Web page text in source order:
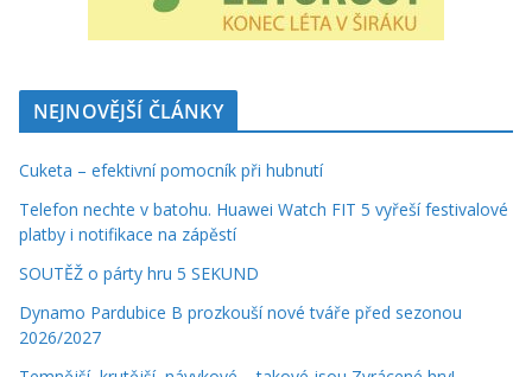
NEJNOVĚJŠÍ ČLÁNKY
Cuketa – efektivní pomocník při hubnutí
Telefon nechte v batohu. Huawei Watch FIT 5 vyřeší festivalové
platby i notifikace na zápěstí
SOUTĚŽ o párty hru 5 SEKUND
Dynamo Pardubice B prozkouší nové tváře před sezonou
2026/2027